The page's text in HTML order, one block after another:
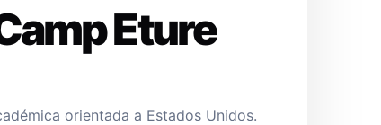
Eture
orientada a Estados Unidos.